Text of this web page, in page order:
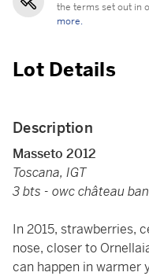
the terms set out in
more.
Lot Details
Description
Masseto 2012
Toscana, IGT
3 bts - owc château
In 2015, strawberries,
nose, closer to
can happen in warmer